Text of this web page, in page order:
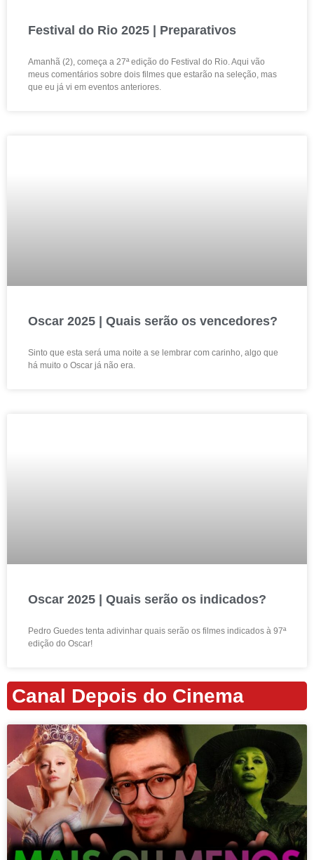
Festival do Rio 2025 | Preparativos
Amanhã (2), começa a 27ª edição do Festival do Rio. Aqui vão
meus comentários sobre dois filmes que estarão na seleção, mas
que eu já vi em eventos anteriores.
Oscar 2025 | Quais serão os vencedores?
Sinto que esta será uma noite a se lembrar com carinho, algo que
há muito o Oscar já não era.
Oscar 2025 | Quais serão os indicados?
Pedro Guedes tenta adivinhar quais serão os filmes indicados à 97ª
edição do Oscar!
Canal Depois do Cinema